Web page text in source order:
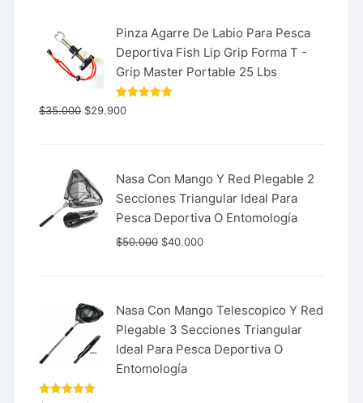
Pinza Agarre De Labio Para Pesca
Deportiva Fish Lip Grip Forma T -
Grip Master Portable 25 Lbs
Valorado
con
$35.000 $29.900
Nasa Con Mango Y Red Plegable 2
Secciones Triangular Ideal Para
Pesca Deportiva O Entomología
$50.000 $40.000
Nasa Con Mango Telescopico Y Red
Plegable 3 Secciones Triangular
Ideal Para Pesca Deportiva O
Entomología